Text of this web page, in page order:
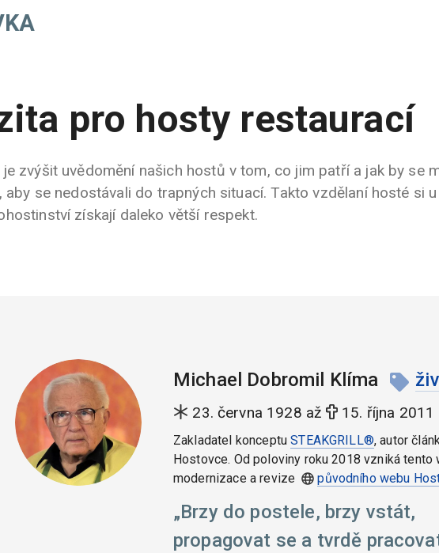
pro hosty restaurací
zvýšit uvědomění našich hostů v tom, co jim patří a jak by se
aby se nedostávali do trapných situací. Takto vzdělaní hosté si u
získají daleko větší respekt.
Michael Dobromil Klíma
23. června 1928 až 15. října 2011
Zakladatel konceptuSTEAKGRILL®, autor
Hostovce. Od poloviny roku 2018 vzniká tento
modernizace a revize
původního webu
Brzy do postele, brzy vstát,
propagovat se a tvrdě